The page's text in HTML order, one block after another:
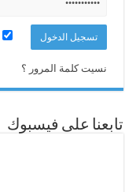
نسيت كلمة المرور ؟
تابعنا على فيسبوك